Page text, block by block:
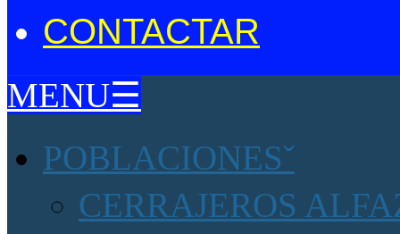
CONTACTAR
MENU☰
POBLACIONES
CERRAJEROS